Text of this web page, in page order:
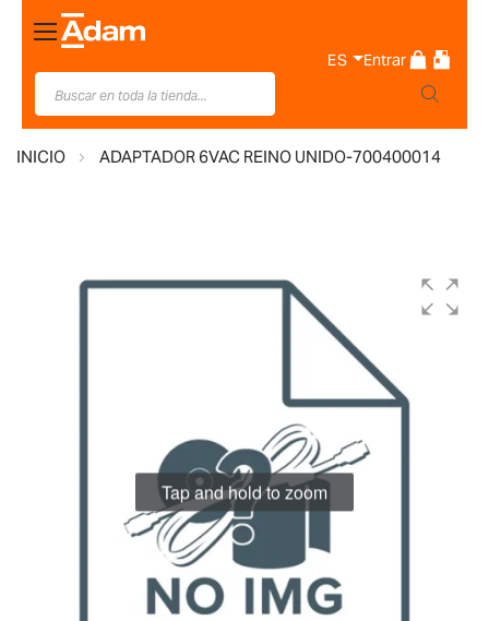
Toggle
Nav
ES Entrar
INICIO ADAPTADOR 6VAC REINO UNIDO-700400014
Tap and hold to zoom